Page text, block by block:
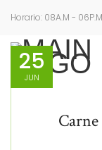
Horario: 08A.M - 06P.M
27
ABR
25
JUN